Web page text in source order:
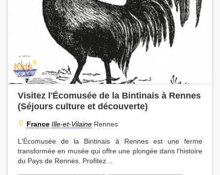
Visitez l'Écomusée de la Bintinais à Rennes
(Séjours culture et découverte)
France Ille-et-Vilaine Rennes
L'Écomusée de la Bintinais à Rennes est une ferme
transformée en musée qui offre une plongée dans l'histoire
du Pays de Rennes. Profitez...